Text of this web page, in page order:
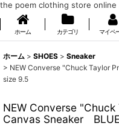
the poem clothing store online
ホーム カテゴリ マイペ
ホーム > SHOES > Sneaker
> NEW Converse "Chuck Taylor
size 9.5
NEW Converse
Canvas Sneaker